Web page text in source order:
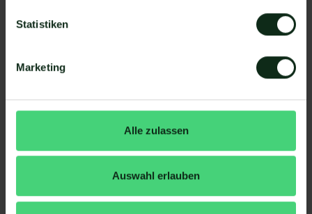
Statistiken
Marketing
Alle zulassen
Auswahl erlauben
Schritt 2: Eine der Apps (ProAgentWebsites.com
hinzufügen.
Schritt 4: Die Handlung, die ausgeführt werden
soll, exakt definieren (z.B. WhatsApp
Nachrichtenvorlage mit hellomateo versenden).
Fertig! So schnell ersparen Sie sich mit
Arbeitsaufwand.